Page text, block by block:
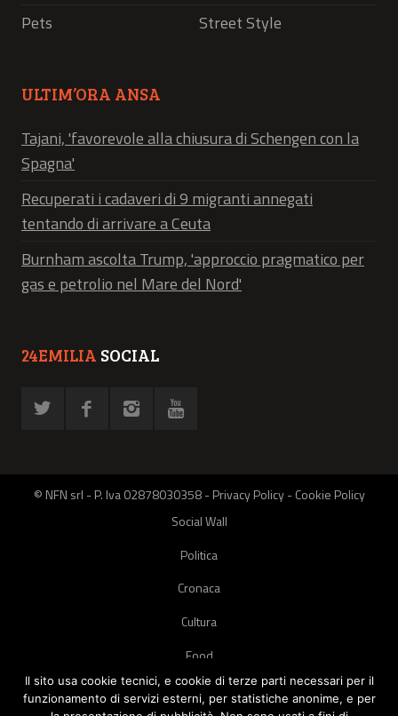
Pets
Street Style
ULTIM’ORA ANSA
Tajani, 'favorevole alla chiusura di Schengen con la
Spagna'
Recuperati i cadaveri di 9 migranti annegati
tentando di arrivare a Ceuta
Burnham ascolta Trump, 'approccio pragmatico per
gas e petrolio nel Mare del Nord'
24EMILIA SOCIAL
© NFN srl - P. Iva 02878030358 -Privacy Policy-Cookie Policy
Social Wall
Politica
Cronaca
Cultura
Food
Green
Il sito usa cookie tecnici, e cookie di terze parti necessari per il
funzionamento di servizi esterni, per statistiche anonime, e per